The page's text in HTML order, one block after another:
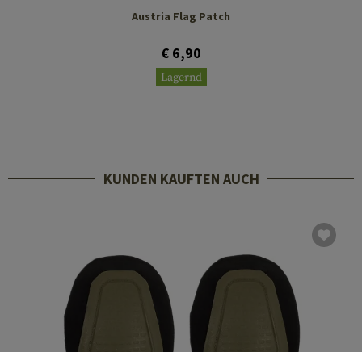
Austria Flag Patch
€ 6,90
Lagernd
KUNDEN KAUFTEN AUCH